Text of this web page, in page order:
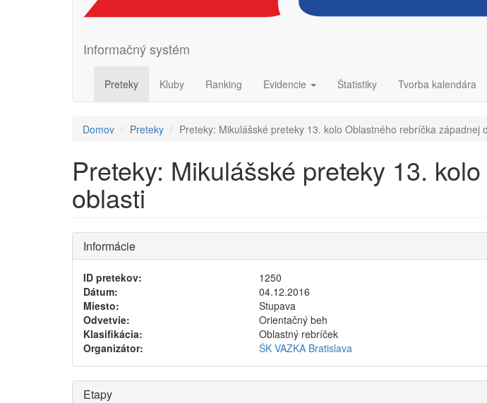
Informačný systém
Preteky Kluby Ranking Evidencie Štatistiky Tvorba kalendára
Domov Preteky Preteky: Mikulášské preteky 13. kolo Oblastného rebríčka západnej
Preteky: Mikulášské preteky 13.
oblasti
Informácie
ID pretekov:
1250
Dátum:
04.12.2016
Miesto:
Stupava
Odvetvie:
Orientačný beh
Klasifikácia:
Oblastný rebríček
Organizátor:
ŠK VAZKA Bratislava
Etapy